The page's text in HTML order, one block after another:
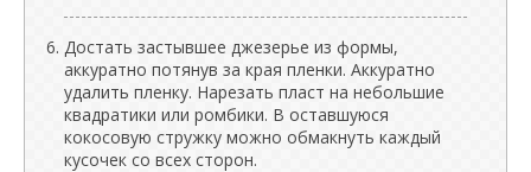
Достать застывшее джезерье из формы,
аккуратно потянув за края пленки. Аккуратно
удалить пленку. Нарезать пласт на небольшие
квадратики или ромбики. В оставшуюся
кокосовую стружку можно обмакнуть каждый
кусочек со всех сторон.